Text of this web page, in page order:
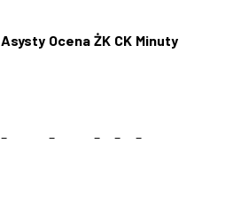
Asysty Ocena ŻK CK Minuty
– – – – –